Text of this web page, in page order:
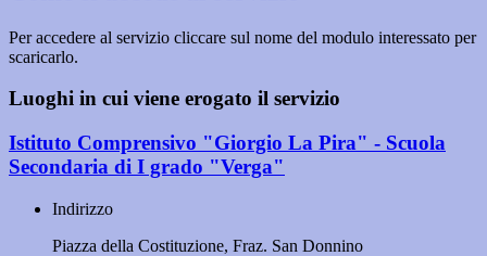
Per accedere al servizio cliccare sul nome del modulo interessato per
scaricarlo.
Luoghi in cui viene erogato il servizio
Istituto Comprensivo "Giorgio La Pira" - Scuola
Secondaria di I grado "Verga"
Indirizzo
Piazza della Costituzione, Fraz. San Donnino